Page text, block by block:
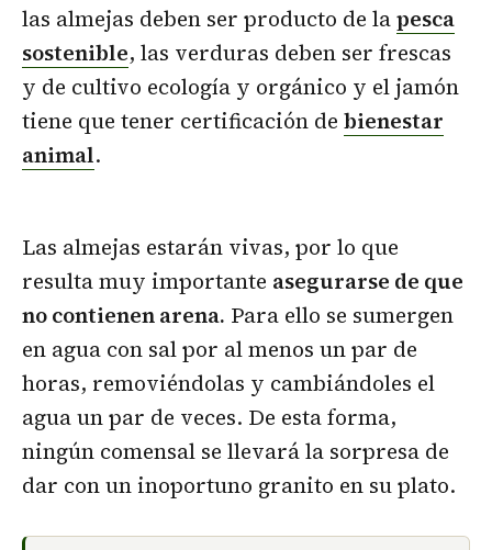
las almejas deben ser producto de lapesca
sostenible, las verduras deben ser frescas
y de cultivo ecología y orgánico y el jamón
tiene que tener certificación de bienestar
animal.
Las almejas estarán vivas, por lo que
resulta muy importante asegurarse de que
no contienen arena. Para ello se sumergen
en agua con sal por al menos un par de
horas, removiéndolas y cambiándoles el
agua un par de veces. De esta forma,
ningún comensal se llevará la sorpresa de
dar con un inoportuno granito en su plato.